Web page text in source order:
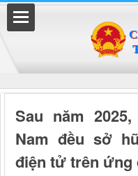
Sau năm
Nam đều sở
điện tử trên ứng
Đã kết nối EMC